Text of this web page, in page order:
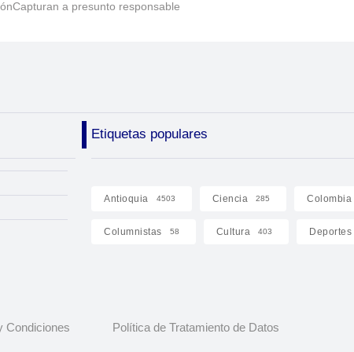
a presunto responsable
Etiquetas populares
Antioquia 4503 Ciencia 285 Colombia
Columnistas 58 Cultura 403 Deportes
Condiciones Política de Tratamiento de Datos